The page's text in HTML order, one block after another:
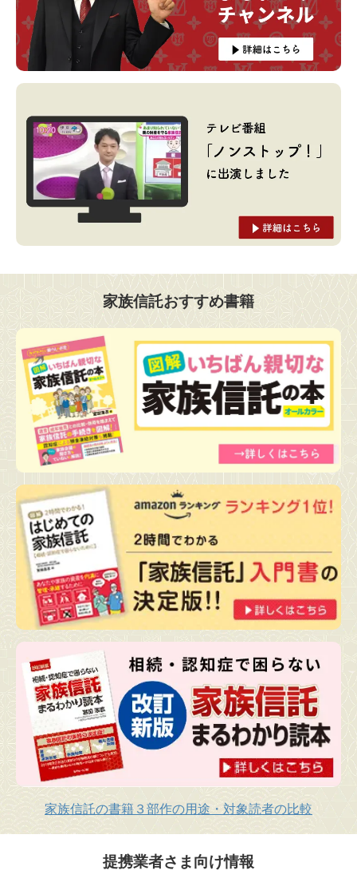
家族信託おすすめ書籍
家族信託の書籍３部作の用途・対象読者の比較
提携業者さま向け情報